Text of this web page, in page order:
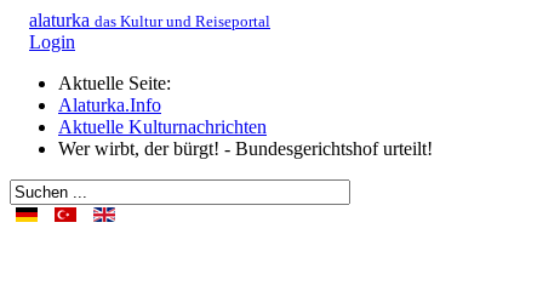
alaturka das Kultur und Reiseportal
Login
Aktuelle Seite:
Alaturka.Info
Aktuelle Kulturnachrichten
Wer wirbt, der bürgt! - Bundesgerichtshof urteilt!